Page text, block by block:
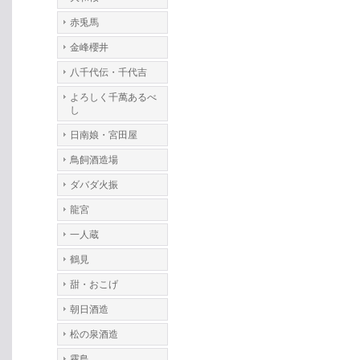
赤兎馬
金峰櫻井
八千代伝・千代吉
よろしく千萬あるべ
し
日南娘・宮田屋
鳥飼酒造場
ダバダ火振
龍宮
一人蔵
鶴見
甜・おこげ
朝日酒造
松の泉酒造